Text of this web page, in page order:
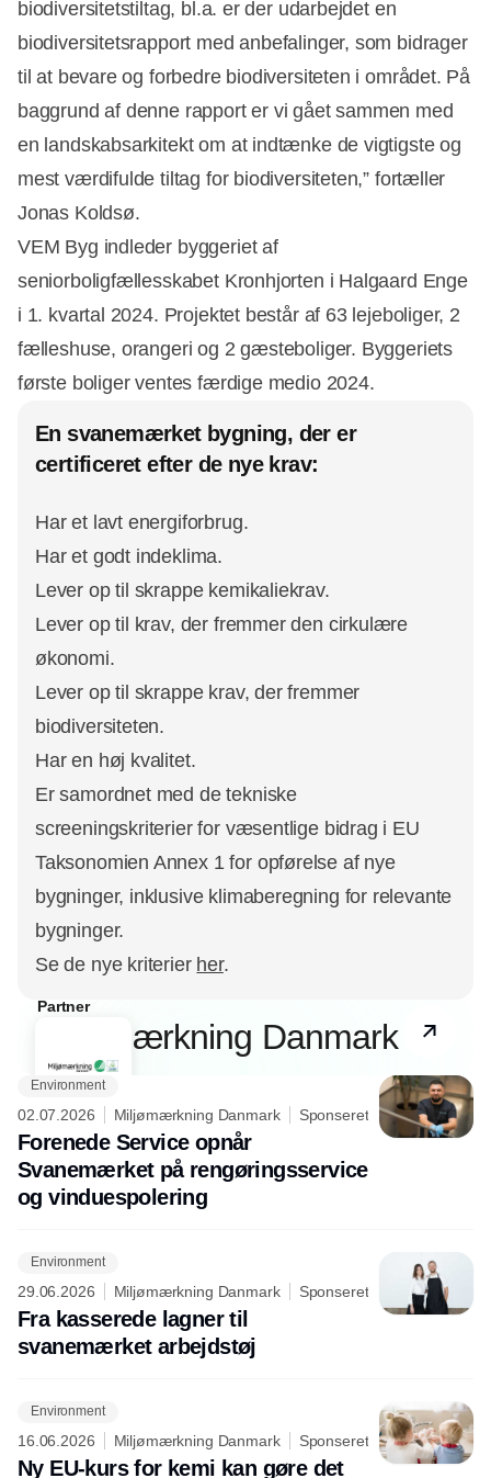
biodiversitetstiltag, bl.a. er der udarbejdet en
biodiversitetsrapport med anbefalinger, som bidrager
til at bevare og forbedre biodiversiteten i området. På
baggrund af denne rapport er vi gået sammen med
en landskabsarkitekt om at indtænke de vigtigste og
mest værdifulde tiltag for biodiversiteten,” fortæller
Jonas Koldsø.
VEM Byg indleder byggeriet af
seniorboligfællesskabet Kronhjorten i Halgaard Enge
i 1. kvartal 2024. Projektet består af 63 lejeboliger, 2
fælleshuse, orangeri og 2 gæsteboliger. Byggeriets
første boliger ventes færdige medio 2024.
En svanemærket bygning, der er
certificeret efter de nye krav:
Har et lavt energiforbrug.
Har et godt indeklima.
Lever op til skrappe kemikaliekrav.
Lever op til krav, der fremmer den cirkulære
økonomi.
Lever op til skrappe krav, der fremmer
biodiversiteten.
Har en høj kvalitet.
Er samordnet med de tekniske
screeningskriterier for væsentlige bidrag i EU
Taksonomien Annex 1 for opførelse af nye
bygninger, inklusive klimaberegning for relevante
bygninger.
Se de nye kriterier her.
Partner
Miljømærkning Danmark
Environment
02.07.2026 Miljømærkning Danmark Sponseret
Forenede Service opnår
Svanemærket på rengøringsservice
og vinduespolering
Environment
29.06.2026 Miljømærkning Danmark Sponseret
Fra kasserede lagner til
svanemærket arbejdstøj
Environment
16.06.2026 Miljømærkning Danmark Sponseret
Ny EU-kurs for kemi kan gøre det